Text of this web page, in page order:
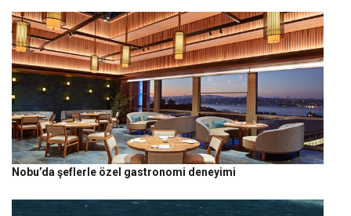
Nobu’da şeflerle özel gastronomi deneyimi